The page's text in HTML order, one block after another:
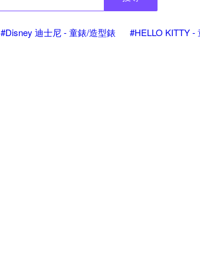
#Disney 迪士尼 - 童錶/造型錶 #HELLO KITTY -